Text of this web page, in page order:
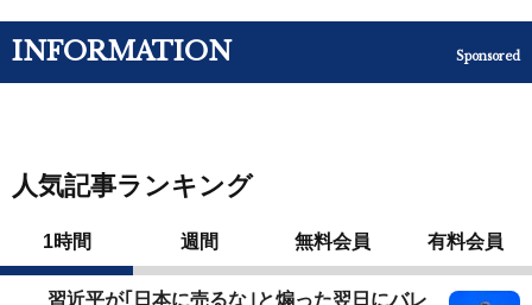
INFORMATION Sponsored
人気記事ランキング
1時間 週間 無料会員 有料会員
習近平が｢日本に売るな｣と煽った翌日にバレ